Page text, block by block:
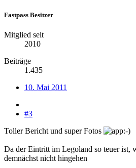
Fastpass Besitzer
Mitglied seit
2010
Beiträge
1.435
10. Mai 2011
#3
Toller Bericht und super Fotos
Da der Eintritt im Legoland so teuer ist,
demnächst nicht hingehen